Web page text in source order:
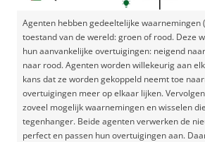
Agenten hebben gedeeltelijke waarnemingen
toestand van de wereld: groen of rood. Deze
hun aanvankelijke overtuigingen: neigend
naar rood. Agenten worden willekeurig aan
kans dat ze worden gekoppeld neemt toe
overtuigingen meer op elkaar lijken.
zoveel mogelijk waarnemingen en wisselen
tegenhanger. Beide agenten verwerken de
perfect en passen hun overtuigingen aan.